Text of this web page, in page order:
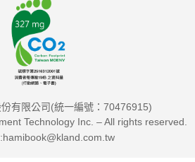
有限公司(統一編號：70476915)
Technology Inc. – All rights reserved.